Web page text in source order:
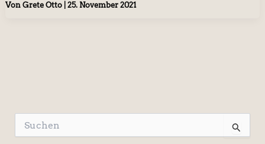
Von Grete Otto 25. November 2021
u